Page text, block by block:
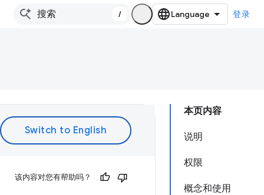
/ 登录
本页内容
说明
权限
概念和使用
该内容对您有帮助吗？